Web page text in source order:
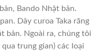
Bando Nhật bản.
Dây curoa Taka răng
bản. Ngoài ra, chúng tôi
trung gian) các loại